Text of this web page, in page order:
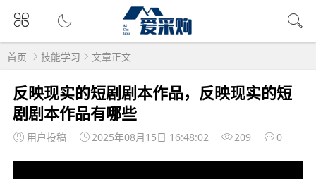
首页 技能学习 文章正文
反映现实的短剧剧本作品，反映现实的短
剧剧本作品有哪些
用户投稿 2025年08月15日 16:48:02 209 0